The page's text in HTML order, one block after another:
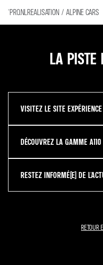
©PRO.NLREALISATION / ALPINE CARS
LA PISTE
VISITEZ LE SITE
DÉCOUVREZ LA GAMME A110
RESTEZ INFORMÉ(E) DE
RETOUR